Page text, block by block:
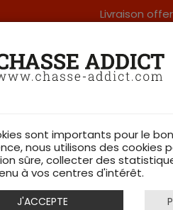
Livraison
& ARMURERIE DANS LES VOSGES
VÊTEMENTS DE CHASSE
sont importants pour le
nous utilisons des cookies
sûre, collecter des
à vos centres d'intérêt.
J'ACCEPTE